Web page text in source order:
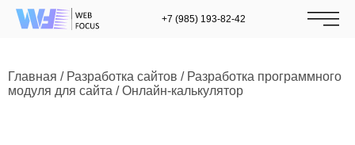
+7 (985) 193-82-42
Главная / Разработка сайтов / Разработка программного
модуля для сайта /Oнлайн-калькулятор